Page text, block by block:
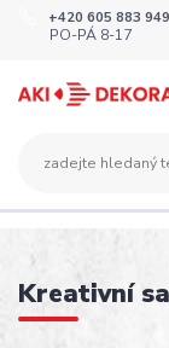
+420 605 883 949
PO-PÁ 8-17
Kreativní